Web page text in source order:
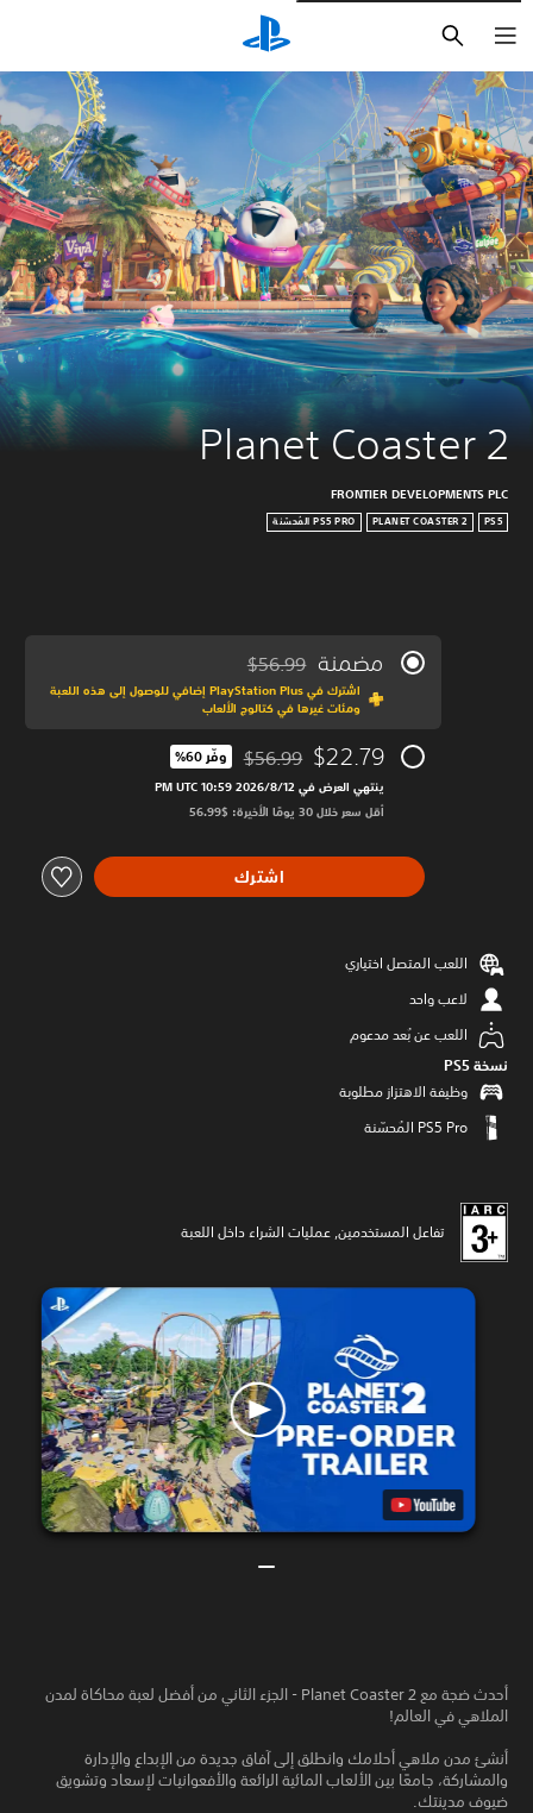
Planet Coaster 2
FRONTIER DEVELOPMENTS PLC
PS5
PLANET COASTER 2
مضمنة مخصوم من السعر الأصلي البالغ $56.99‏
$56.99
اشترك في PlayStation Plus إضافي للوصول إلى هذه اللعبة
ومئات غيرها في كتالوج الألعاب
$22.79 مخصوم من السعر الأصلي البالغ $56.99‏
$56.99 وفّر 60%‏
ينتهي العرض في 12‏/8‏/2026 10:59 PM UTC‏
أقل سعر خلال 30 يومًا الأخيرة: $56.99‏
اشترك
اللعب المتصل اختياري
لاعب واحد
اللعب عن بُعد مدعوم
نسخة PS5‏
وظيفة الاهتزاز مطلوبة
تفاعل المستخدمين, عمليات الشراء داخل اللعبة
أحدث ضجة مع Planet Coaster 2 - الجزء الثاني من أفضل لعبة محاكاة لمدن
الملاهي في العالم!
أنشئ مدن ملاهي أحلامك وانطلق إلى آفاق جديدة من الإبداع والإدارة
والمشاركة، جامعًا بين الألعاب المائية الرائعة والأفعوانيات لإسعاد وتشويق
ضيوف مدينتك.